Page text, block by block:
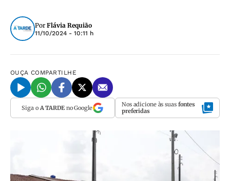
Por Flávia Requião
11/10/2024 - 10:11 h
OUÇA COMPARTILHE
Siga o A TARDEno Google Nos adicione às suas fontes
preferidas